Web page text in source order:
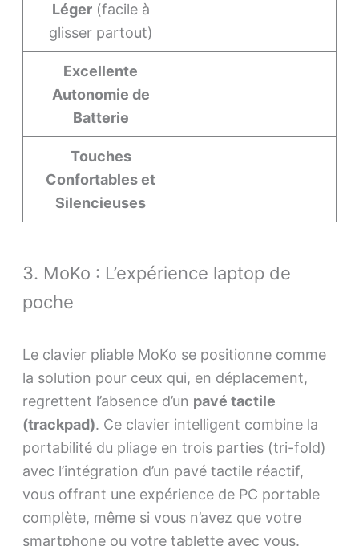
Léger(facile à
glisser partout)
Excellente
Autonomie de
Batterie
Touches
Confortables et
Silencieuses
3. MoKo : L’expérience laptop de
poche
Le clavier pliable MoKo se positionne comme
la solution pour ceux qui, en déplacement,
regrettent l’absence d’un pavé tactile
(trackpad). Ce clavier intelligent combine la
portabilité du pliage en trois parties (tri-fold)
avec l’intégration d’un pavé tactile réactif,
vous offrant une expérience de PC portable
complète, même si vous n’avez que votre
smartphone ou votre tablette avec vous.